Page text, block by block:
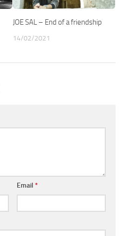
JOE SAL – End of a friendship
14/02/2021
Email *